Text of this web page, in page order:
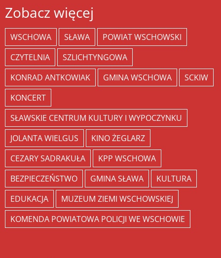
Zobacz więcej
WSCHOWA SŁAWA
POWIAT WSCHOWSKI
CZYTELNIA
SZLICHTYNGOWA
KONRAD ANTKOWIAK
GMINA WSCHOWA
SCKIW
KONCERT
SŁAWSKIE CENTRUM KULTURY I WYPOCZYNKU
JOLANTA WIELGUS
KINO ŻEGLARZ
CEZARY SADRAKUŁA
KPP WSCHOWA
BEZPIECZEŃSTWO
GMINA SŁAWA
KULTURA
EDUKACJA
MUZEUM ZIEMI WSCHOWSKIEJ
KOMENDA POWIATOWA POLICJI WE WSCHOWIE